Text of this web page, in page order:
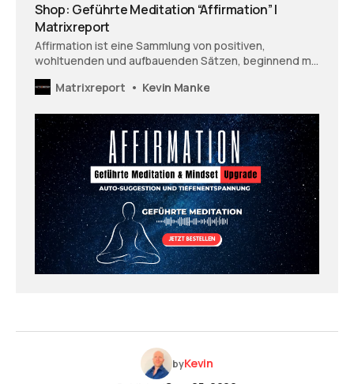
Shop: Geführte Meditation “Affirmation” |
Matrixreport
Affirmation ist eine Sammlung von positiven,
wohltuenden und aufbauenden Sätzen, beginnend mit
einer meditativen und entspannungsfördernden
Einleitung. Belebe und erfrische deinen Geist,
Matrixreport Kevin Manke
byKevin